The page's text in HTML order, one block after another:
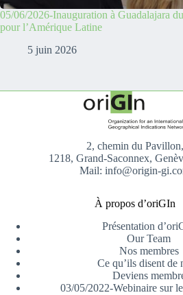
05/06/2026-Inauguration à Guadalajara
pour l’Amérique Latine
5 juin 2026
2, chemin du Pavillon,
1218, Grand-Saconnex,
Mail: info@origin-
À propos d’oriGIn
Présentation
Our Team
Nos membres
Ce qu’ils disent de
Deviens
03/05/2022-Webinaire sur